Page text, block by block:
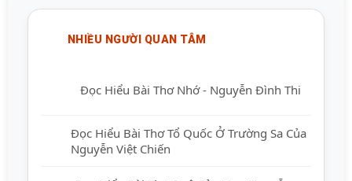
NHIỀU NGƯỜI QUAN TÂM
Đọc Hiểu Bài Thơ Nhớ - Nguyễn Đình Thi
Đọc Hiểu Bài Thơ Tổ Quốc Ở Trường Sa Của
Nguyễn Việt Chiến